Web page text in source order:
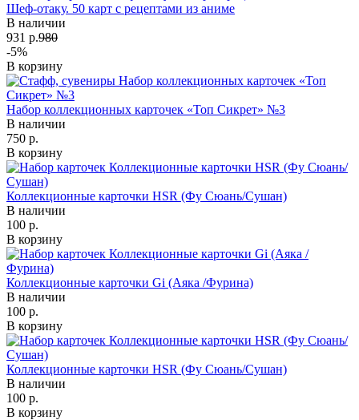
Шеф-отаку. 50 карт с рецептами из аниме
В наличии
931 р.980
-5%
В корзину
Набор коллекционных карточек «Топ Сикрет» №3
В наличии
750 р.
В корзину
Коллекционные карточки HSR (Фу Сюань/Сушан)
В наличии
100 р.
В корзину
Коллекционные карточки Gi (Аяка /Фурина)
В наличии
100 р.
В корзину
Коллекционные карточки HSR (Фу Сюань/Сушан)
В наличии
100 р.
В корзину